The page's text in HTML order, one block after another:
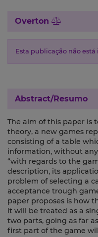
Overton
Esta publicação não
Abstract/Resumo
The aim of this paper is
theory, a new games
consisting of a table
information, without
“with regards to the
description, its
problem of selecting a
acceptance trough
paper proposes is how
it will be treated as a
two parts, going as far
first part of the game